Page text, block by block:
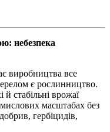
небезпека
виробництва все
є рослинництво.
стабільні врожаї
масштабах без
гербіцидів,